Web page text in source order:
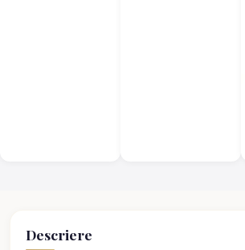
Descriere